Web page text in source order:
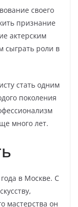
своего
признание
актерским
сыграть роли в
стать одним
поколения
много лет.
в Москве. С
мастерства он